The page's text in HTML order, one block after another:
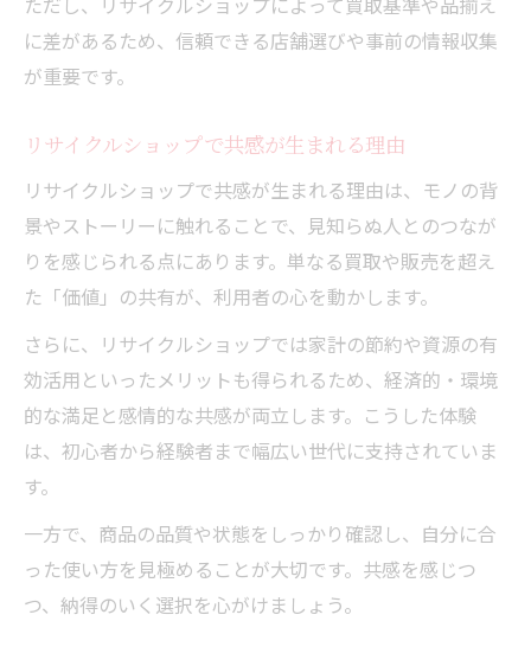
に差があるため、信頼できる店舗選びや事前の情報収集
が重要です。
リサイクルショップで共感が生まれる理由
リサイクルショップで共感が生まれる理由は、モノの背
景やストーリーに触れることで、見知らぬ人とのつなが
りを感じられる点にあります。単なる買取や販売を超え
た「価値」の共有が、利用者の心を動かします。
さらに、リサイクルショップでは家計の節約や資源の有
効活用といったメリットも得られるため、経済的・環境
的な満足と感情的な共感が両立します。こうした体験
は、初心者から経験者まで幅広い世代に支持されていま
す。
一方で、商品の品質や状態をしっかり確認し、自分に合
った使い方を見極めることが大切です。共感を感じつ
つ、納得のいく選択を心がけましょう。